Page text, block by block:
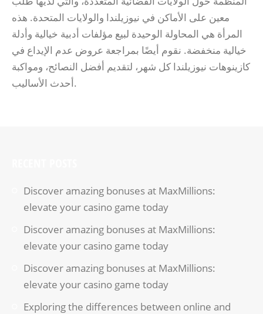
معين على الأماكن في نيوزيلندا والولايات المتحدة. هذه
المرأة هي المحاولة الوحيدة لبيع مؤلفات أدبية خيالية وأدلة
خيالية منخفضة. نقوم أيضًا بمراجعة عروض عدم الإيداع في
كازينوهات نيوزيلندا كل شهر، لتقديم أفضل النصائح، ومواكبة
أحدث الأساليب.
Discover amazing bonuses at MaxMillions:
elevate your casino game today
Discover amazing bonuses at MaxMillions:
elevate your casino game today
Discover amazing bonuses at MaxMillions:
elevate your casino game today
Exploring the differences between online and